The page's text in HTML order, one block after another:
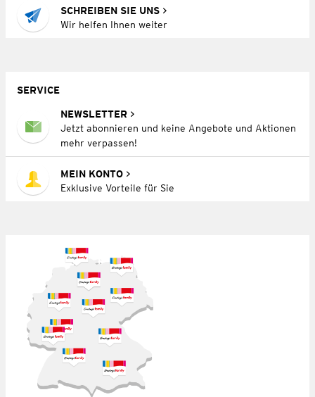
SCHREIBEN SIE UNS
Wir helfen Ihnen weiter
SERVICE
NEWSLETTER
Jetzt abonnieren und keine Angebote und Aktionen
mehr verpassen!
MEIN KONTO
Exklusive Vorteile für Sie